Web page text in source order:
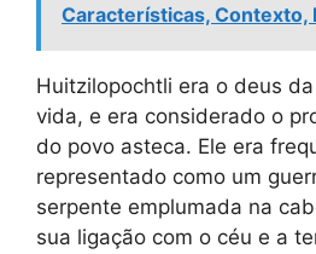
Características, Contexto,
Huitzilopochtli era o deus
vida, e era considerado o
do povo asteca. Ele era
representado como um
serpente emplumada na
sua ligação com o céu e a